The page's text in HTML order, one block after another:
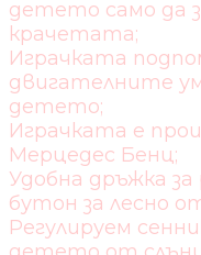
детето само да
крачетата;
Играчката
двигателните
детето;
Играчката е
Мерцедес Бенц;
Удобна дръжка
бутон за лесно
Регулируем